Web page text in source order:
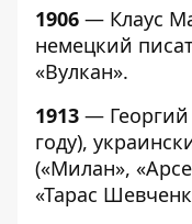
1906 — Клаус
немецкий
«Вулкан».
1913 —
году),
(«Милан»,
«Тарас